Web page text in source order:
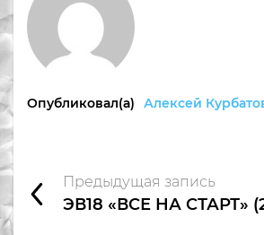
Опубликовал(а) Алексей
Предыдущая запись
ЭВ18 «ВСЕ НА СТАРТ»